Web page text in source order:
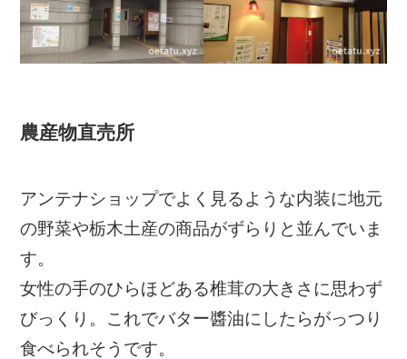
農産物直売所
アンテナショップでよく見るような内装に地元
の野菜や栃木土産の商品がずらりと並んでいま
す。
女性の手のひらほどある椎茸の大きさに思わず
びっくり。これでバター醬油にしたらがっつり
食べられそうです。